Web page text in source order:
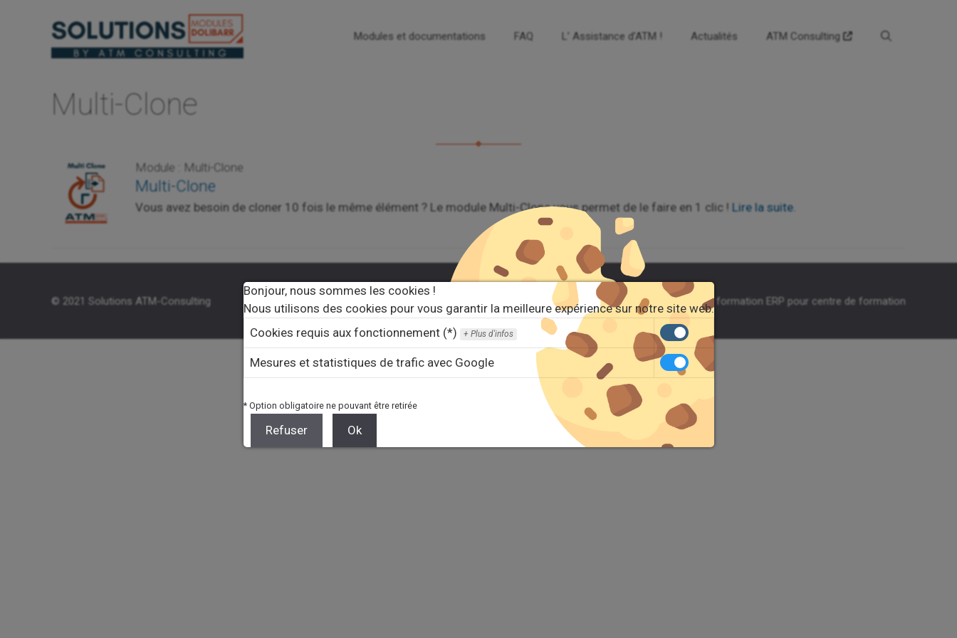
Modules et documentations FAQ L’ Assistance d’ATM ! Actualités ATM Consulting
Multi-Clone
Module : Multi-Clone
Multi-Clone
Vous avez besoin de cloner 10 fois le même élément ? Le module Multi-Clone vous permet de le faire en 1 clic !Lire la suite.
Solutions est un site de des modules Dolibarr - Mentions légales -Agefodd formation ERP pour centre de formation
© 2021 Solutions ATM-Consulting
Bonjour, nous sommes les cookies !
Nous utilisons des cookies pour vous garantir la meilleure expérience sur notre site web.
Cookies requis aux fonctionnement (*)
Plus d'infos
Mesures et statistiques de trafic avec Google
* Option obligatoire ne pouvant être retirée
Refuser Ok